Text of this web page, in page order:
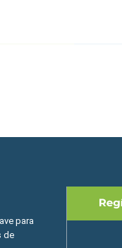
para
de